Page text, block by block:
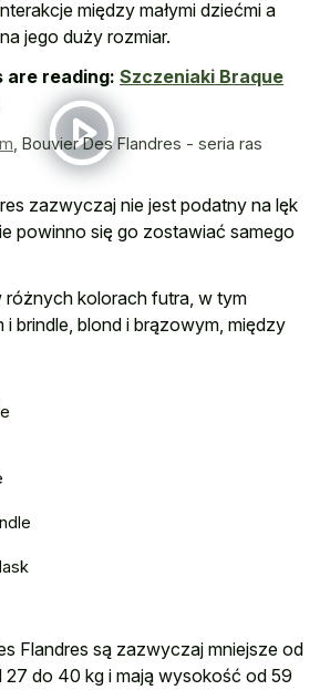
między małymi dziećmi a
jego duży rozmiar.
are reading: Szczeniaki Braque
Bouvier Des Flandres - seria ras
zazwyczaj nie jest podatny na lęk
powinno się go zostawiać samego
różnych kolorach futra, w tym
brindle, blond i brązowym, między
Flandres są zazwyczaj mniejsze od
do 40 kg i mają wysokość od 59